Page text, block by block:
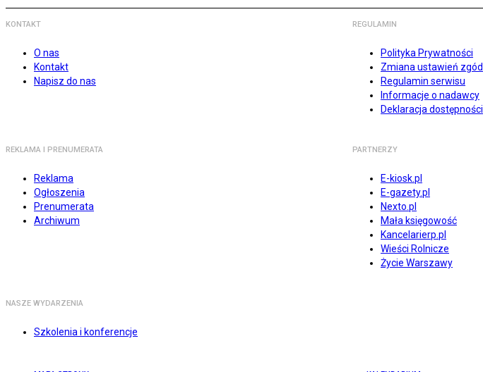
KONTAKT
O nas
Kontakt
Napisz do nas
REGULAMIN
Polityka Prywatności
Zmiana ustawień zgód
Regulamin serwisu
Informacje o nadawcy
Deklaracja dostępności
REKLAMA I PRENUMERATA
Reklama
Ogłoszenia
Prenumerata
Archiwum
PARTNERZY
E-kiosk.pl
E-gazety.pl
Nexto.pl
Mała księgowość
Kancelarierp.pl
Wieści Rolnicze
Życie Warszawy
NASZE WYDARZENIA
Szkolenia i konferencje